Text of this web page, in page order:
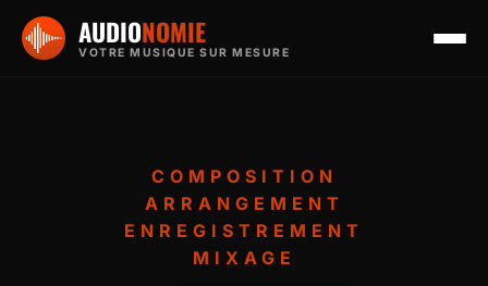
AUDIONOMIE
VOTRE MUSIQUE SUR MESURE
COMPOSITION
ARRANGEMENT
ENREGISTREMENT
MIXAGE